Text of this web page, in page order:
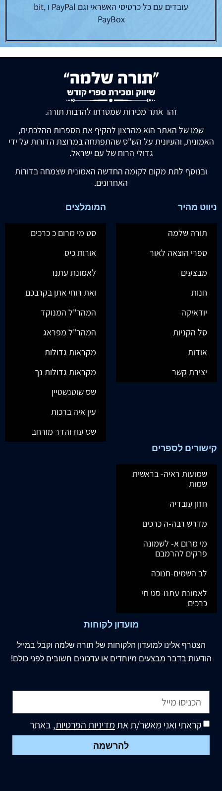
עובדים עם כל כרטיסי האשראי וגם PayPal ו bit,
PayBox
זהו אתר מכירות שמטרתו להרבות תורה.
שמו של האתר הוא מהרצון להקיף את הספרות ההלכתית,
האמונית, והעיונית על הש"ס שהתפתחה במרוצת הדורות על ידי
גדולי הרוח של עם ישראל.
ובנוסף לתת מקום לקומה החדשה האמונית שצמחה בדורות
האחרונים.
ניווט מהיר
תורה שלמה
ספרי הוצאה לאור
מבצעים
חנות
יודאיקה
סל הקניות
אודות
יצירת קשר
המומלצים
סט מי מרום כ כרכים
אורות כיס
לאמונת עתנו
ואת רוחי אתן בקרבכם
המהר"ל המנוקד
המהר"ל מפראג
מקראות גדולות
מקראות גדולות נך
שס שוטנשטיין
עין איה ברכות
שס עוז והדר מורחב
קישורים לספרים
שמועות ראיה- בראשית
שמות
חזון עובדיה
מדרש רבה-ה כרכים
מי מרום א- לשמונה
פרקים להרמבם
לב השמים-חנוכה
לאמונת עתנו-סט חי
כרכים
מועדון לקוחות
הצטרף אלינו למועדון הלקוחות של תורה שלמה וקבל במייל
הודעות בדבר מבצעים מיוחדים או עדכונים חשובים לפני כולם!
קראתי ואני מאשר/ת אתמדיניות הפרטיות, באתר
להרשמה